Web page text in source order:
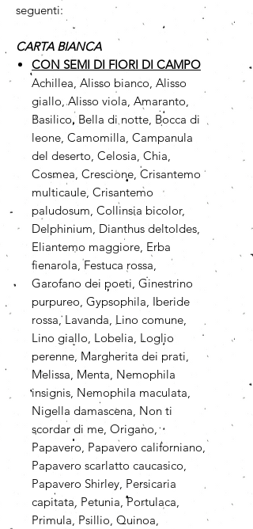
seguenti:
CARTA BIANCA
CON SEMI DI FIORI DI CAMPO
Achillea, Alisso bianco, Alisso
giallo, Alisso viola, Amaranto,
Basilico, Bella di notte, Bocca di
leone, Camomilla, Campanula
del deserto, Celosia, Chia,
Cosmea, Crescione, Crisantemo
multicaule, Crisantemo
paludosum, Collinsia bicolor,
Delphinium, Dianthus deltoldes,
Eliantemo maggiore, Erba
fienarola, Festuca rossa,
Garofano dei poeti, Ginestrino
purpureo, Gypsophila, Iberide
rossa, Lavanda, Lino comune,
Lino giallo, Lobelia, Loglio
perenne, Margherita dei prati,
Melissa, Menta, Nemophila
insignis, Nemophila maculata,
Nigella damascena, Non ti
scordar di me, Origano,
Papavero, Papavero californiano,
Papavero scarlatto caucasico,
Papavero Shirley, Persicaria
capitata, Petunia, Portulaca,
Primula, Psillio, Quinoa,